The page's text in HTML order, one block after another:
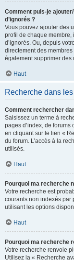
Comment puis-je
d’ignorés ?
Vous pouvez ajouter des
profil de chaque membre,
d’ignorés. Ou, depuis
directement des
également supprimer des
Haut
Recherche dans
Comment rechercher
Saisissez un terme à
pages d’index, de
en cliquant sur le lien «
du forum. L’accès à la
utilisés.
Haut
Pourquoi ma recherche
Votre recherche est
courants non indexés par
utilisant les options
Haut
Pourquoi ma recherche
Votre recherche renvoie
Utilisez la « Recherche